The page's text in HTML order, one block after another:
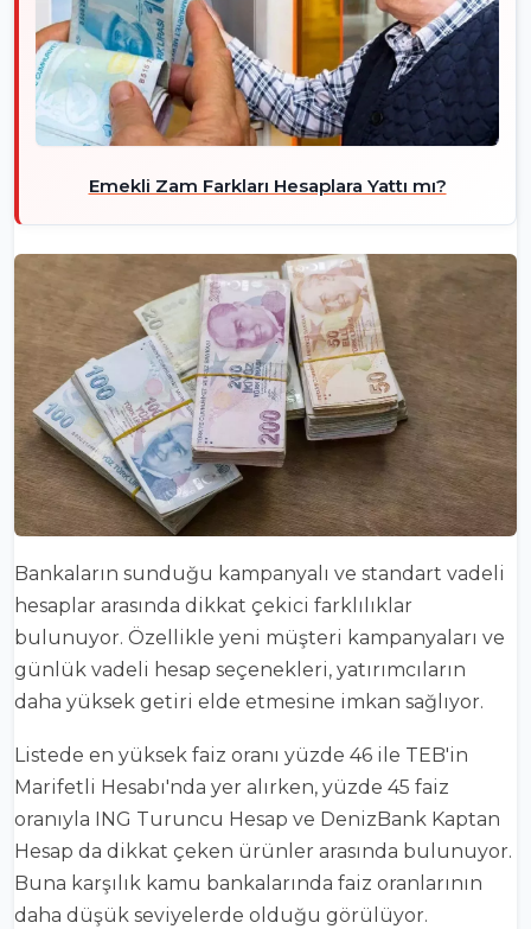
Emekli Zam Farkları Hesaplara Yattı mı?
Bankaların sunduğu kampanyalı ve standart vadeli
hesaplar arasında dikkat çekici farklılıklar
bulunuyor. Özellikle yeni müşteri kampanyaları ve
günlük vadeli hesap seçenekleri, yatırımcıların
daha yüksek getiri elde etmesine imkan sağlıyor.
Listede en yüksek faiz oranı yüzde 46 ile TEB'in
Marifetli Hesabı'nda yer alırken, yüzde 45 faiz
oranıyla ING Turuncu Hesap ve DenizBank Kaptan
Hesap da dikkat çeken ürünler arasında bulunuyor.
Buna karşılık kamu bankalarında faiz oranlarının
daha düşük seviyelerde olduğu görülüyor.